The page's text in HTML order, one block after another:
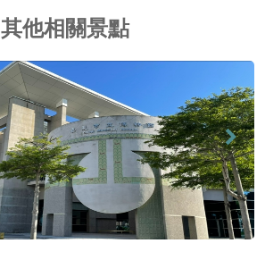
其他相關景點